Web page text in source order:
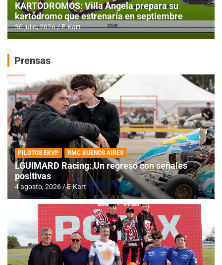
KARTODROMOS: Villa Angela prepara su
kartódromo que estrenaría en septiembre
30 julio, 2026 E-Kart
Prensas
PILOTOS EKVP RMC BUENOS AIRES
LGUIMARD Racing: Un regreso con señales
positivas
4 agosto, 2026 E-Kart